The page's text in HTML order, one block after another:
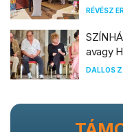
RÉVÉSZ
avagy
DALLOS